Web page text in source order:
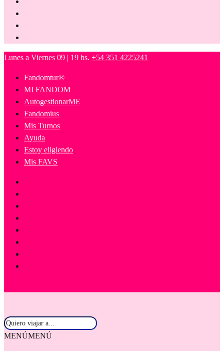
Lunes a Viernes 09 | 19 hs. +54 351 4225241
Fandomtur®
MI FANDOM
AutogestionarME
Fandomius
Mis Turnos
Ayuda
Estoy eligiendo
Mis FAVS
MENÚMENÚ